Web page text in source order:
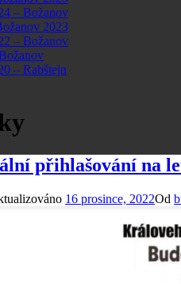
– Božanov
2023
– Božanov
– Rabštejn
přihlašování na
16 prosince, 2022Od